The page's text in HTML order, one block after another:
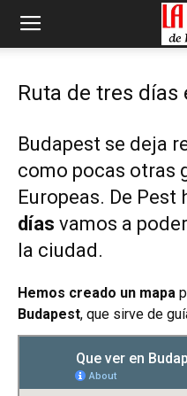
Ruta de tres días
Budapest se deja
como pocas otras
Europeas. De Pest
días vamos a
la ciudad.
Hemos creado un mapa
Budapest, que sirve de